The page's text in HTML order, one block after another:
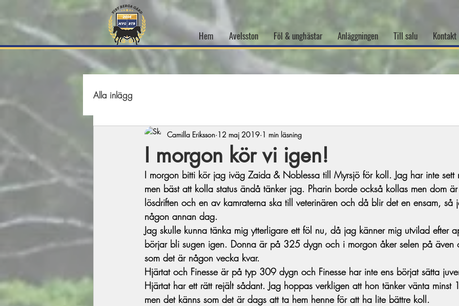
Hem Avelsston Föl & unghästar Anläggningen Till salu Kontakt
Alla inlägg
I morgon kör vi igen!
Camilla Eriksson 12 maj 2019 1 min läsning
I morgon bitti kör jag iväg Zaida & Noblessa till Myrsjö för koll. Jag har inte
men bäst att kolla status ändå tänker jag. Pharin borde också kollas men dom
lösdriften och en av kamraterna ska till veterinären och då blir det en ensam,
någon annan dag.
Jag skulle kunna tänka mig ytterligare ett föl nu, då jag känner mig utvilad efter
börjar bli sugen igen. Donna är på 325 dygn och i morgon åker selen på även
som det är någon vecka kvar.
Hjärtat och Finesse är på typ 309 dygn och Finesse har inte ens börjat sätta
Hjärtat har ett rätt rejält sådant. Jag hoppas verkligen att hon tänker vänta
men det känns som det är dags att ta hem henne för att ha lite bättre koll.